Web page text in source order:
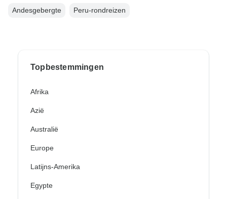
Andesgebergte Peru-rondreizen
Topbestemmingen
Afrika
Azië
Australië
Europe
Latijns-Amerika
Egypte